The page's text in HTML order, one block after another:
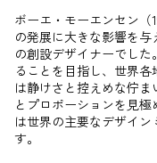
ボーエ・モーエンセン（
の発展に大きな影響を
の創設デザイナーでし
ることを目指し、世界
は静けさと控えめな佇
とプロポーションを見
は世界の主要なデザイ
す。